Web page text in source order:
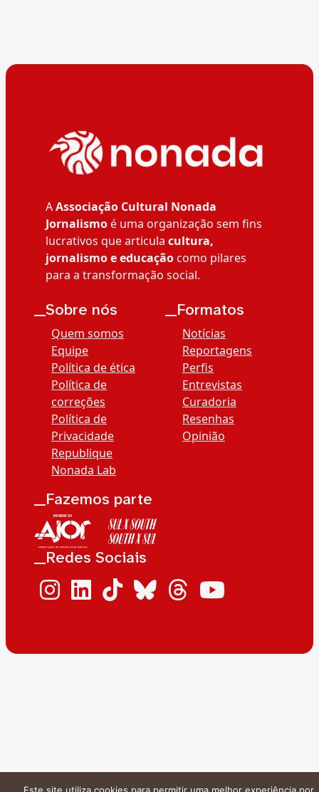
AAssociação Cultural Nonada
Jornalismoé uma organização sem fins
lucrativos que articula cultura,
jornalismo e educaçãocomo pilares
para a transformação social.
__Sobre nós
Quem somos
Equipe
Política de ética
Política de
correções
Política de
Privacidade
Republique
Nonada Lab
__Formatos
Notícias
Reportagens
Perfis
Entrevistas
Curadoria
Resenhas
Opinião
__Fazemos parte
__Redes Sociais